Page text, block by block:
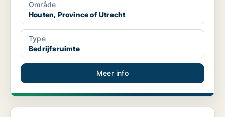
Område
Houten, Province of Utrecht
Type
Bedrijfsruimte
Meer info
Commercial space in Houten, Province of Utrecht